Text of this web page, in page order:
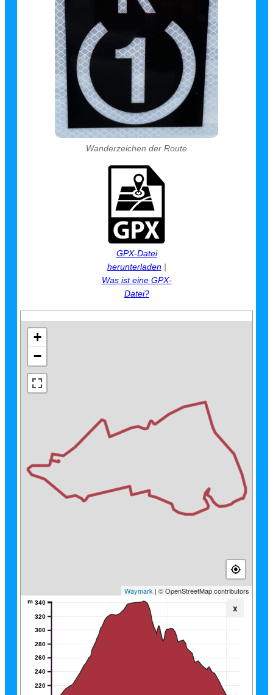
Wanderzeichen der Route
GPX-Datei
herunterladen|
Was ist eine GPX-
Datei?
+
−
Waymark | © OpenStreetMap contributors
x
220
240
260
280
300
320
340
m